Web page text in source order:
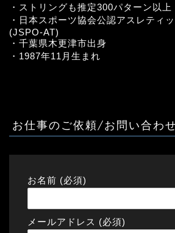
・ストリングも推定300パターン以上
・日本スポーツ協会公認アスレティ
(JSPO-AT)
・千葉県木更津市出身
・1987年11月生まれ
お仕事のご依頼/お問い合わ
お名前 (必須)
メールアドレス (必須)